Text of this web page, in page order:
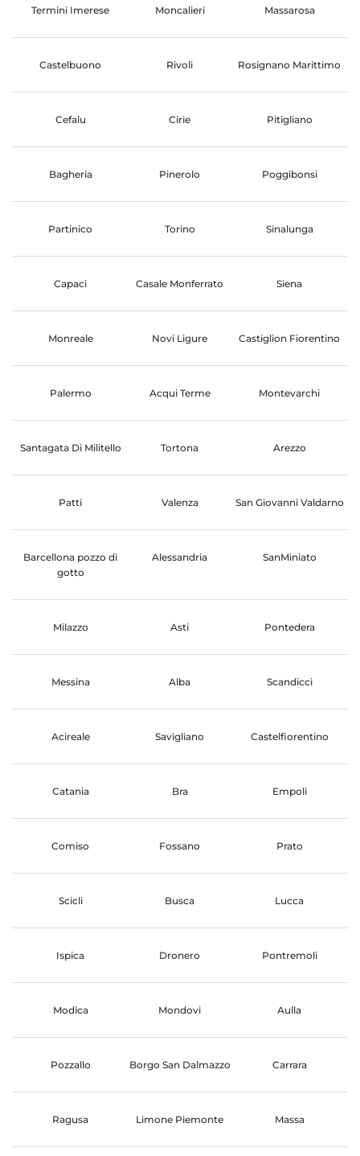
Termini Imerese Moncalieri Massarosa
Castelbuono Rivoli Rosignano Marittimo
Cefalu Cirie Pitigliano
Bagheria Pinerolo Poggibonsi
Partinico Torino Sinalunga
Capaci Casale Monferrato Siena
Monreale Novi Ligure Castiglion Fiorentino
Palermo Acqui Terme Montevarchi
Santagata Di Militello Tortona Arezzo
Patti Valenza San Giovanni Valdarno
Barcellona pozzo di
gotto
Alessandria SanMiniato
Milazzo Asti Pontedera
Messina Alba Scandicci
Acireale Savigliano Castelfiorentino
Catania Bra Empoli
Comiso Fossano Prato
Scicli Busca Lucca
Ispica Dronero Pontremoli
Modica Mondovi Aulla
Pozzallo Borgo San Dalmazzo Carrara
Ragusa Limone Piemonte Massa